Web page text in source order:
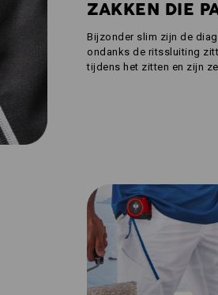
ZAKKEN DIE
Bijzonder slim zijn de
ondanks de ritssluiting
tijdens het zitten en zijn